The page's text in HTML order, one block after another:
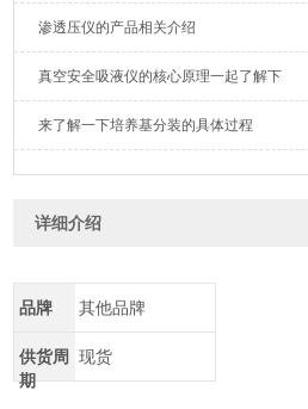
渗透压仪的产品相关介绍
真空安全吸液仪的核心原理一起了解下
来了解一下培养基分装的具体过程
详细介绍
品牌 其他品牌
供货周
期
现货